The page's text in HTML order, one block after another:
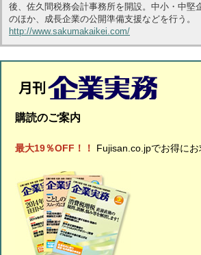
後、佐久間税務会計事務所を開設。中小・中堅
のほか、成長企業の公開準備支援などを行う。
http://www.sakumakaikei.com/
購読のご案内
最大19％OFF！！ Fujisan.co.jpでお得にお